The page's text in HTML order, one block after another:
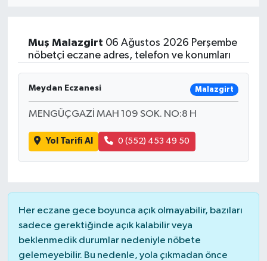
Muş Malazgirt 06 Ağustos 2026 Perşembe
nöbetçi eczane adres, telefon ve konumları
Meydan Eczanesi Malazgirt
MENGÜÇGAZİ MAH 109 SOK. NO:8 H
Yol Tarifi Al 0 (552) 453 49 50
Her eczane gece boyunca açık olmayabilir, bazıları
sadece gerektiğinde açık kalabilir veya
beklenmedik durumlar nedeniyle nöbete
gelemeyebilir. Bu nedenle, yola çıkmadan önce